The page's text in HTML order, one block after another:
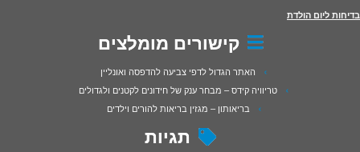
בדיחות ליום הולדת
קישורים מומלצים
האתר הגדול לדפי צביעה להדפסה ואונליין
טריוויה קידס – מבחר ענק של חידונים לקטנים ולגדולים
בריאותון – מגזין בריאות להורים וילדים
תגיות